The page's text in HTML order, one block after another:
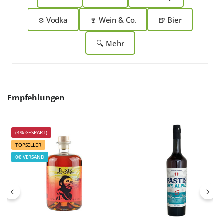
❄️ Vodka 🍷 Wein & Co. 🍺 Bier
🔍 Mehr
Produktgalerie überspringen
Empfehlungen
(4% GESPART)
TOPSELLER
0€ VERSAND